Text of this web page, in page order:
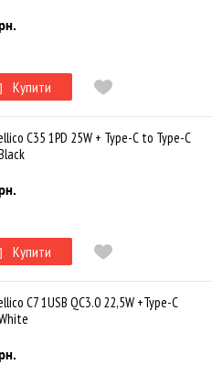
Купити
C35 1PD 25W + Type-C to Type-C
Купити
C7 1USB QC3.0 22,5W +Type-C